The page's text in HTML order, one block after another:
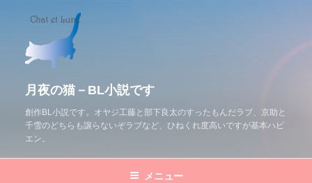
月夜の猫－BL小説です
創作BL小説です。オヤジ工藤と部下良太のすったもんだラブ、京助と
千雪のどちらも譲らないぞラブなど、ひねくれ度高いですが基本ハピ
エン。
メニュー